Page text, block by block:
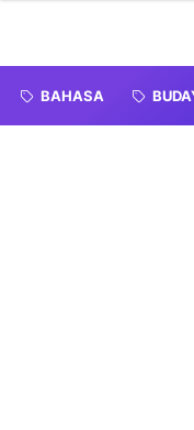
BAHASA